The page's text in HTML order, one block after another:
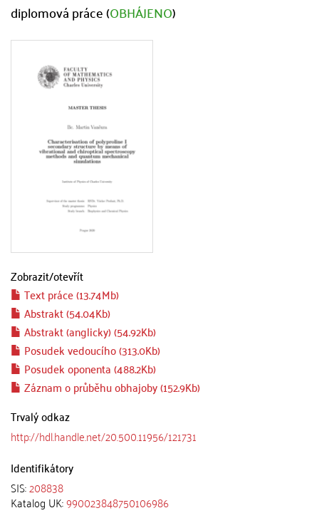
diplomová práce (OBHÁJENO)
Zobrazit/otevřít
Text práce (13.74Mb)
Abstrakt (54.04Kb)
Abstrakt (anglicky) (54.92Kb)
Posudek vedoucího (313.0Kb)
Posudek oponenta (488.2Kb)
Záznam o průběhu obhajoby (152.9Kb)
Trvalý odkaz
http://hdl.handle.net/20.500.11956/121731
Identifikátory
SIS:208838
Katalog UK:990023848750106986